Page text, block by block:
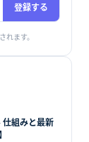
登録する
れます。
組みと最新